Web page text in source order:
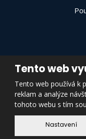
Mapa stránek|
cookies|
Tento web
Tento web používá k
reklam a analýze
tohoto webu s tím
Nastavení